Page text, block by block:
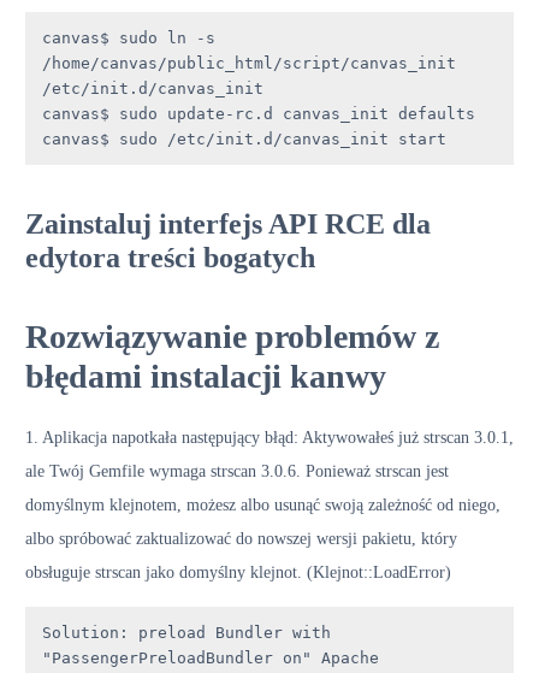
canvas$ sudo ln -s
/home/canvas/public_html/script/canvas_init
/etc/init.d/canvas_init
canvas$ sudo update-rc.d canvas_init defaults
canvas$ sudo /etc/init.d/canvas_init start
Zainstaluj interfejs API RCE dla
edytora treści bogatych
Rozwiązywanie problemów z
błędami instalacji kanwy
1. Aplikacja napotkała następujący błąd: Aktywowałeś już strscan 3.0.1,
ale Twój Gemfile wymaga strscan 3.0.6. Ponieważ strscan jest
domyślnym klejnotem, możesz albo usunąć swoją zależność od niego,
albo spróbować zaktualizować do nowszej wersji pakietu, który
obsługuje strscan jako domyślny klejnot. (Klejnot::LoadError)
Solution: preload Bundler with
"PassengerPreloadBundler on" Apache